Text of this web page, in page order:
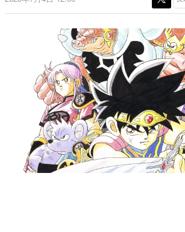
ゲーム世代の作家たち
ゲームに多大な影響を受けた作家さ
画です。
日本モバイルゲーム産業史
日本のモバイルゲーム史における主
ルを網羅するほか、開発者へのイン
解説を掲載。約20年の歴史が一望
若ゲのいたり〜ゲームクリエ
『うつヌケ』『ペンと箸』等で知ら
一先生によるゲーム業界レポートマ
なんでゲームは面白い？
ゲーム開発者・hamatsu氏がゲーム
具体的な形から解き明かしていく、